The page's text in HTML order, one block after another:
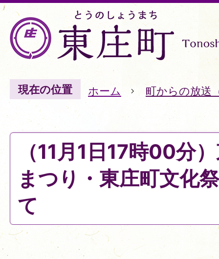
現在の位置 ホーム 町からの放送
（11月1日17時00分
まつり・東庄町文化
て